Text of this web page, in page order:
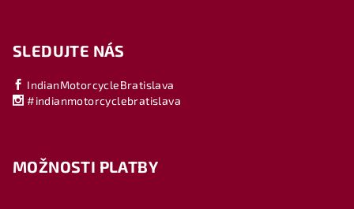
SLEDUJTE NÁS
IndianMotorcycleBratislava
#indianmotorcyclebratislava
MOŽNOSTI PLATBY